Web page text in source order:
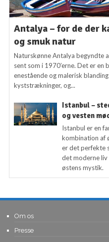
Antalya – for de der
og smuk natur
Naturskønne Antalya begyndte
sent som i 1970’erne. Det er en
enestående og malerisk
kyststrækninger, og...
Istanbul –
og vesten
Istanbul er en
kombination af
er det perfekte
det moderne
østens mystik.
Om os
Presse